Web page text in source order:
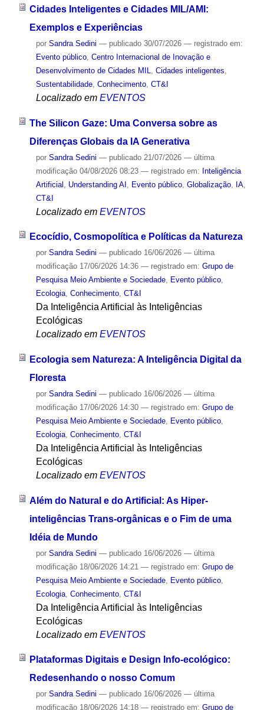
Cidades Inteligentes e Cidades MIL/AMI:
Exemplos e Experiências
por Sandra Sedini — publicado30/07/2026 — registrado em:
Evento público, Centro Internacional de Inovação e
Desenvolvimento de Cidades MIL
Cidades inteligentes
Sustentabilidade, Conhecimento, CT&I
Localizado em EVENTOS
The Silicon Gaze: Uma Conversa sobre as
Diferenças Globais da IA Generativa
por Sandra Sedini — publicado21/07/2026 — última
modificação04/08/2026 08:23 — registrado em: Inteligência
Artificial
Understanding AI Evento público, Globalização, IA,
CT&I
Localizado em EVENTOS
Ecocídio, Cosmopolítica e Políticas da Natureza
por Sandra Sedini — publicado16/06/2026 — última
modificação17/06/2026 14:36 — registrado em: Grupo de
Pesquisa Meio Ambiente e Sociedade, Evento público,
Ecologia, Conhecimento, CT&I
Da Inteligência Artificial às Inteligências
Ecológicas
Localizado em EVENTOS
Ecologia sem Natureza: A Inteligência Digital da
Floresta
por Sandra Sedini — publicado16/06/2026 — última
modificação17/06/2026 14:30 — registrado em: Grupo de
Pesquisa Meio Ambiente e Sociedade, Evento público,
Ecologia, Conhecimento, CT&I
Da Inteligência Artificial às Inteligências
Ecológicas
Localizado em EVENTOS
Além do Natural e do Artificial: As Hiper-
inteligências Trans-orgânicas e o Fim de uma
Idéia de Mundo
por Sandra Sedini — publicado16/06/2026 — última
modificação18/06/2026 14:21 — registrado em: Grupo de
Pesquisa Meio Ambiente e Sociedade, Evento público,
Ecologia, Conhecimento, CT&I
Da Inteligência Artificial às Inteligências
Ecológicas
Localizado em EVENTOS
Plataformas Digitais e Design Info-ecológico:
Redesenhando o nosso Comum
por Sandra Sedini — publicado16/06/2026 — última
modificação18/06/2026 14:18 — registrado em: Grupo de